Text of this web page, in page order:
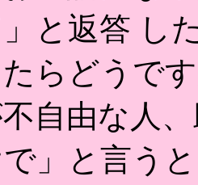
と返答 し
らどうで
自由な人
」と言う